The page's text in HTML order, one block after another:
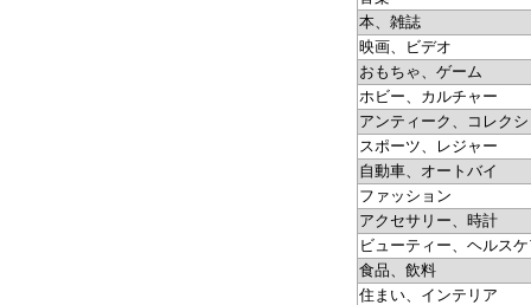
本、雑誌
映画、ビデオ
おもちゃ、ゲーム
ホビー、カルチャー
アンティーク、コレク
スポーツ、レジャー
自動車、オートバイ
ファッション
アクセサリー、時計
ビューティー、ヘルス
食品、飲料
住まい、インテリア